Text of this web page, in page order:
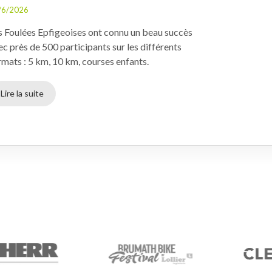
2026
Foulées Epfigeoises ont connu un beau succès
près de 500 participants sur les différents
: 5 km, 10 km, courses enfants.
Lire la suite